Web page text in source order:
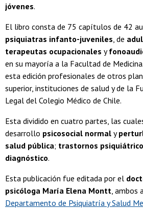
jóvenes.
El libro consta de 75 capítulos de 42
psiquiatras infanto-juveniles, de
terapeutas ocupacionales y
en su mayoría a la Facultad de
esta edición profesionales de otros
superior, instituciones de salud y de la
Legal del Colegio Médico de Chile.
Esta dividido en cuatro partes, las
desarrollo psicosocial normal y
salud pública; trastornos
diagnóstico.
Esta publicación fue editada por el
psicóloga María Elena Montt, ambos
Departamento de Psiquiatría y Salud